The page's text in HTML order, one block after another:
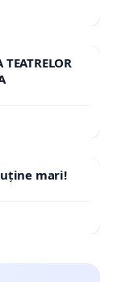
mari!